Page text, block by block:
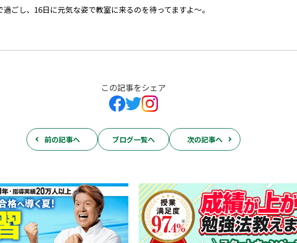
ごし、16日に元気な姿で教室に来るのを待ってますよ～。
この記事をシェア
前の記事へ ブログ一覧へ 次の記事へ